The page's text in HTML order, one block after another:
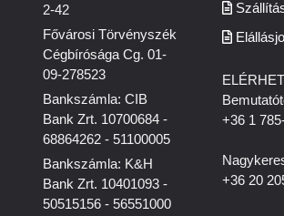
2-42
Fővárosi Törvényszék
Cégbírósága Cg. 01-
09-278523
Bankszámla: CIB
Bank Zrt. 10700684 -
68864262 - 51100005
Bankszámla: K&H
Bank Zrt. 10401093 -
50515156 - 56551000
+36 1
+36 20